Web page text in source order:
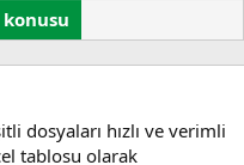
e
t
dosyaları hızlı ve verimli
tablosu olarak